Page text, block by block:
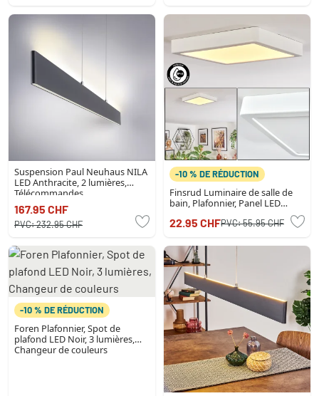
Suspension Paul Neuhaus NILA
LED Anthracite, 2 lumières,
Télécommandes
167.95 CHF
PVC:232.95 CHF
-10 % DE RÉDUCTION
Finsrud Luminaire de salle de
bain, Plafonnier, Panel LED
22.95 CHFPVC:55.95 CHF
-10 % DE RÉDUCTION
Foren Plafonnier, Spot de
plafond LED Noir, 3 lumières,
Changeur de couleurs